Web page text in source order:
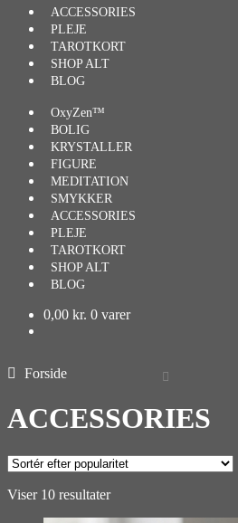
ACCESSORIES
PLEJE
TAROTKORT
SHOP ALT
BLOG
OxyZen™
BOLIG
KRYSTALLER
FIGURE
MEDITATION
SMYKKER
ACCESSORIES
PLEJE
TAROTKORT
SHOP ALT
BLOG
0,00 kr. 0 varer
Forside
ACCESSORIES
Viser 10 resultaterSorteret